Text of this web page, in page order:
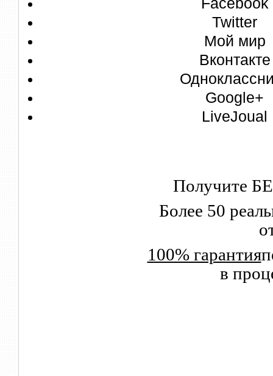
Facebook
Twitter
Мой мир
Вконтакте
Google+
LiveJoual
Получите
Более 50
100% гарантия
в